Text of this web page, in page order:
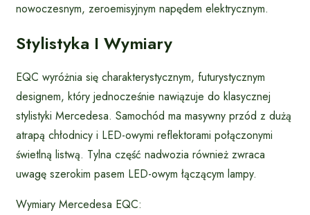
nowoczesnym, zeroemisyjnym napędem elektrycznym.
Stylistyka I Wymiary
EQC wyróżnia się charakterystycznym, futurystycznym
designem, który jednocześnie nawiązuje do klasycznej
stylistyki Mercedesa. Samochód ma masywny przód z dużą
atrapą chłodnicy i LED-owymi reflektorami połączonymi
świetlną listwą. Tylna część nadwozia również zwraca
uwagę szerokim pasem LED-owym łączącym lampy.
Wymiary Mercedesa EQC: